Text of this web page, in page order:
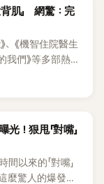
肌」 網驚：完
、《機智住院醫生
我們》等多部熱門
備受肯定，精緻
，讓不少網友看
！狠甩「對嘴」
以來的「對嘴」
麼驚人的爆發力